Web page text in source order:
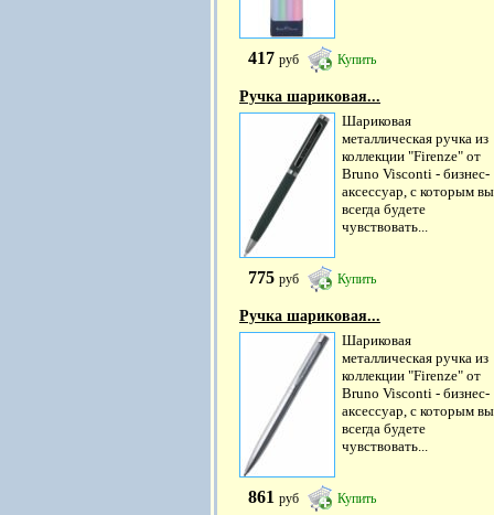
417 руб Купить
Ручка шариковая...
Шариковая
металлическая ручка из
коллекции "Firenze" от
Bruno Visconti - бизнес-
аксессуар, с которым вы
всегда будете
чувствовать...
775 руб Купить
Ручка шариковая...
Шариковая
металлическая ручка из
коллекции "Firenze" от
Bruno Visconti - бизнес-
аксессуар, с которым вы
всегда будете
чувствовать...
861 руб Купить